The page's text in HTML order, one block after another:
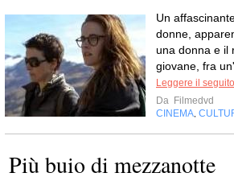
Un
donne,
una donna e il
giovane, fra
Leggere il seguito
Da Filmedvd
CINEMA
Più buio di mezzanotte